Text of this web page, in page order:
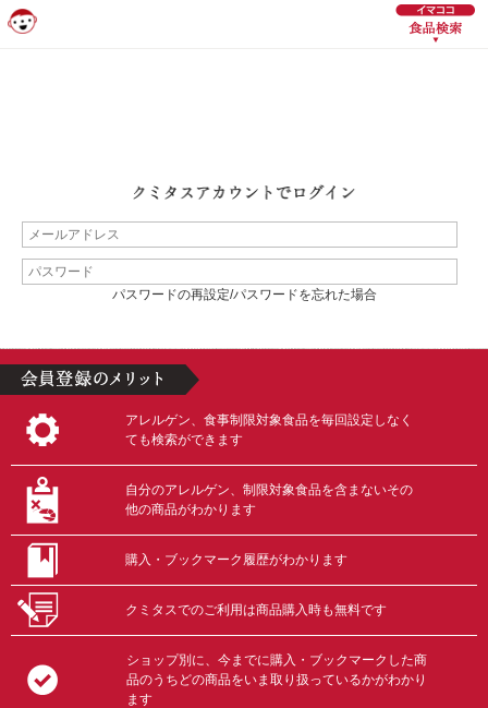
パスワードの再設定/パスワードを忘れた場合
アレルゲン、食事制限対象食品を毎回設定しなく
ても検索ができます
自分のアレルゲン、制限対象食品を含まないその
他の商品がわかります
購入・ブックマーク履歴がわかります
クミタスでのご利用は商品購入時も無料です
ショップ別に、今までに購入・ブックマークした商
品のうちどの商品をいま取り扱っているかがわかり
ます